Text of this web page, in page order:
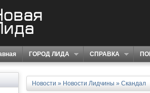
ГОРОД ЛИДА СПРАВКА
Новости » Новости Лидчины » Скандал